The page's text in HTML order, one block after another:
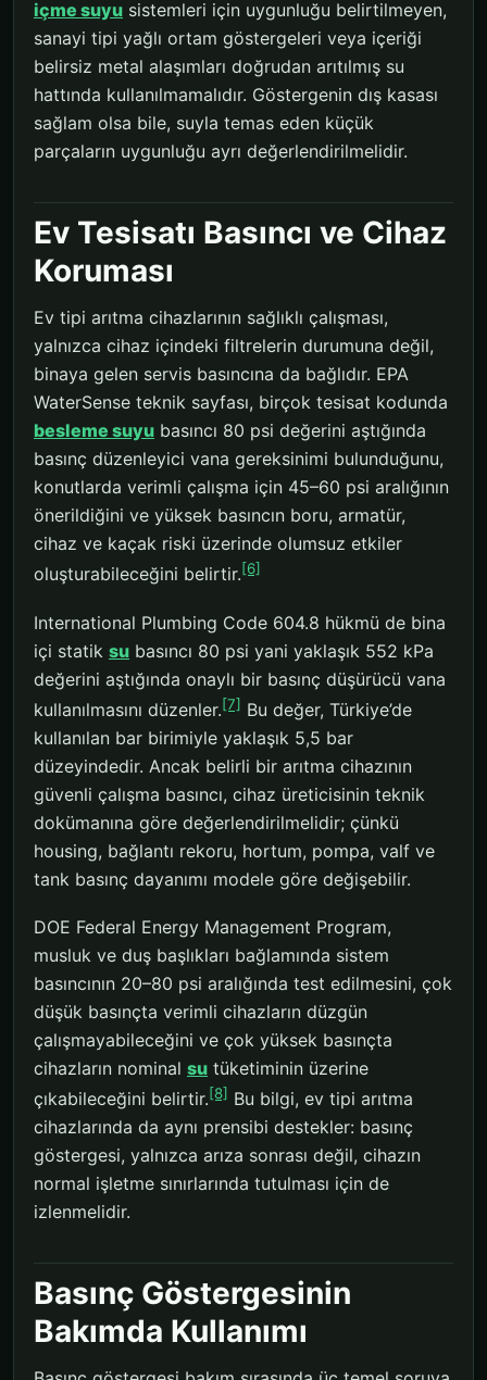
içme suyu sistemleri için uygunluğu belirtilmeyen,
sanayi tipi yağlı ortam göstergeleri veya içeriği
belirsiz metal alaşımları doğrudan arıtılmış su
hattında kullanılmamalıdır. Göstergenin dış kasası
sağlam olsa bile, suyla temas eden küçük
parçaların uygunluğu ayrı değerlendirilmelidir.
Ev Tesisatı Basıncı ve Cihaz
Koruması
Ev tipi arıtma cihazlarının sağlıklı çalışması,
yalnızca cihaz içindeki filtrelerin durumuna değil,
binaya gelen servis basıncına da bağlıdır. EPA
WaterSense teknik sayfası, birçok tesisat kodunda
besleme suyu basıncı 80 psi değerini aştığında
basınç düzenleyici vana gereksinimi bulunduğunu,
konutlarda verimli çalışma için 45–60 psi aralığının
önerildiğini ve yüksek basıncın boru, armatür,
cihaz ve kaçak riski üzerinde olumsuz etkiler
oluşturabileceğini belirtir.[6]
International Plumbing Code 604.8 hükmü de bina
içi statik su basıncı 80 psi yani yaklaşık 552 kPa
değerini aştığında onaylı bir basınç düşürücü vana
kullanılmasını düzenler.[7] Bu değer, Türkiye’de
kullanılan bar birimiyle yaklaşık 5,5 bar
düzeyindedir. Ancak belirli bir arıtma cihazının
güvenli çalışma basıncı, cihaz üreticisinin teknik
dokümanına göre değerlendirilmelidir; çünkü
housing, bağlantı rekoru, hortum, pompa, valf ve
tank basınç dayanımı modele göre değişebilir.
DOE Federal Energy Management Program,
musluk ve duş başlıkları bağlamında sistem
basıncının 20–80 psi aralığında test edilmesini, çok
düşük basınçta verimli cihazların düzgün
çalışmayabileceğini ve çok yüksek basınçta
cihazların nominal su tüketiminin üzerine
çıkabileceğini belirtir.[8] Bu bilgi, ev tipi arıtma
cihazlarında da aynı prensibi destekler: basınç
göstergesi, yalnızca arıza sonrası değil, cihazın
normal işletme sınırlarında tutulması için de
izlenmelidir.
Basınç Göstergesinin
Bakımda Kullanımı